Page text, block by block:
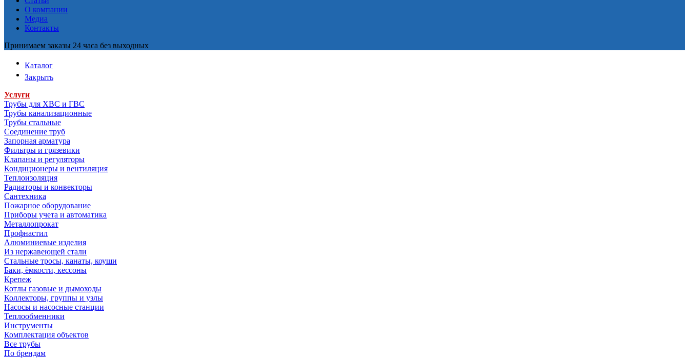
О компании
Медиа
Контакты
Принимаем заказы 24 часа без выходных
Каталог
Закрыть
Услуги
Трубы для ХВС и ГВС
Трубы канализационные
Трубы стальные
Соединение труб
Запорная арматура
Фильтры и грязевики
Клапаны и регуляторы
Кондиционеры и вентиляция
Теплоизоляция
Радиаторы и конвекторы
Сантехника
Пожарное оборудование
Приборы учета и автоматика
Металлопрокат
Профнастил
Алюминиевые изделия
Из нержавеющей стали
Стальные тросы, канаты, коуши
Баки, ёмкости, кессоны
Крепеж
Котлы газовые и дымоходы
Коллекторы, группы и узлы
Насосы и насосные станции
Теплообменники
Инструменты
Комплектация объектов
Все трубы
По брендам